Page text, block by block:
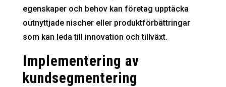
egenskaper och behov kan företag upptäcka
outnyttjade nischer eller produktförbättringar
som kan leda till innovation och tillväxt.
Implementering av
kundsegmentering